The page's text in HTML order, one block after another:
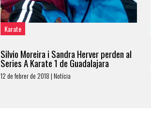
Karate
Silvio Moreira i Sandra Herver perden al
Series A Karate 1 de Guadalajara
12 de febrer de 2018 | Notícia